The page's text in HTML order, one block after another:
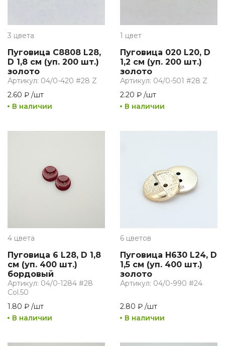
3 цвета
Пуговица C8808 L28,
D 1,8 см (уп. 200 шт.)
золото
Артикул: 04/0-420 #28 Z
2.60 ₽ /шт
В наличии
1 цвет
Пуговица 020 L20, D
1,2 см (уп. 200 шт.)
золото
Артикул: 04/0-501 #28 Z
2.20 ₽ /шт
В наличии
4 цвета
Пуговица 6 L28, D 1,8
см (уп. 400 шт.)
бордовый
Артикул: 04/0-1284 #28
Col.50
1.80 ₽ /шт
В наличии
6 цветов
Пуговица H630 L24, D
1,5 см (уп. 400 шт.)
золото
Артикул: 04/0-990 #24
2.80 ₽ /шт
В наличии